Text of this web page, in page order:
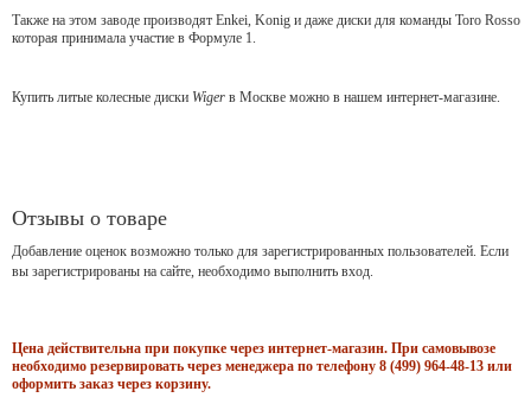
Также на этом заводе производят Enkei, Konig и даже диски для команды Toro Rosso
которая принимала участие в Формуле 1.
Купить литые колесные диски Wiger в Москве можно в нашем интернет-магазине.
Отзывы о товаре
Добавление оценок возможно только для зарегистрированных пользователей. Если
вы зарегистрированы на сайте, необходимо выполнить вход.
Цена действительна при покупке через интернет-магазин. При самовывозе
необходимо резервировать через менеджера по телефону 8 (499) 964-48-13 или
оформить заказ через корзину.